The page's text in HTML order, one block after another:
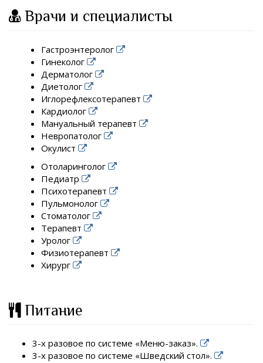
Врачи и специалисты
Гастроэнтеролог
Гинеколог
Дерматолог
Диетолог
Иглорефлексотерапевт
Кардиолог
Мануальный терапевт
Невропатолог
Окулист
Отоларинголог
Педиатр
Психотерапевт
Пульмонолог
Стоматолог
Терапевт
Уролог
Физиотерапевт
Хирург
Питание
3-х разовое по системе «Меню-заказ».
3-х разовое по системе «Шведский стол».